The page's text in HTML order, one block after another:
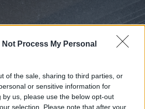
Not Process My Personal
of the sale, sharing to third parties, or
or sensitive information for
by us, please use the below opt-out
selection. Please note that after your